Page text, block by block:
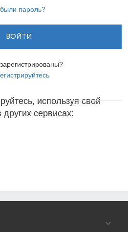
пароль?
ВОЙТИ
используя свой
других сервисах: